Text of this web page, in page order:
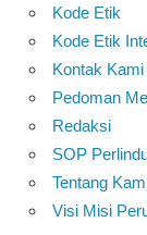
Kode Etik
Kode Etik
Kontak Kami
Pedoman
Redaksi
SOP
Tentang
Visi Misi